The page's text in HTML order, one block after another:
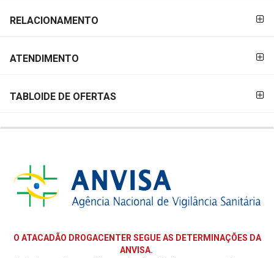
RELACIONAMENTO
ATENDIMENTO
TABLOIDE DE OFERTAS
O ATACADÃO DROGACENTER SEGUE AS DETERMINAÇÕES DA
ANVISA.